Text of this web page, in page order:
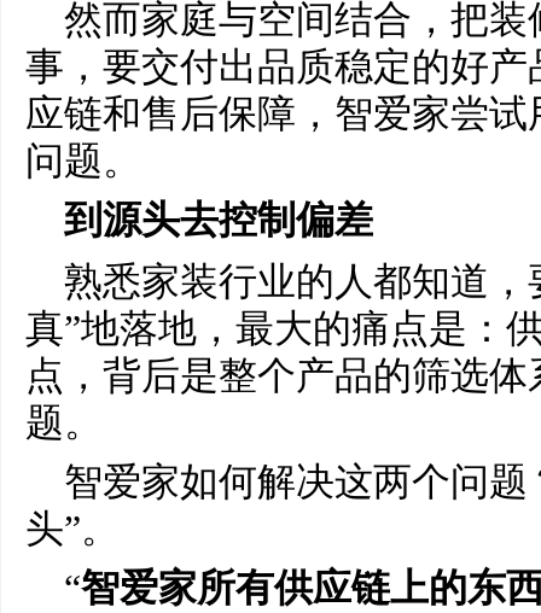
然而家庭与空间结合，把
事，要交付出品质稳定的好
应链和售后保障，智爱家尝试
问题。
到源头去控制偏差
熟悉家装行业的人都知道，
真”地落地，最大的痛点是：
点，背后是整个产品的筛选
题。
智爱家如何解决这两个问题
头”。
“智爱家所有供应链上的东